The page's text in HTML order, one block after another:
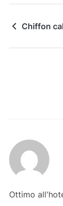
Chiffon
Ottimo